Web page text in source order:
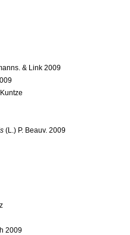
& Link 2009
(L.) P. Beauv. 2009
2009